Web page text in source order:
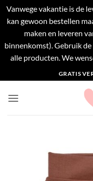
Vanwege vakantie is de
kan gewoon bestellen
maken en leveren
binnenkomst). Gebruik
alle producten. We
naar
inhoud
GRATIS